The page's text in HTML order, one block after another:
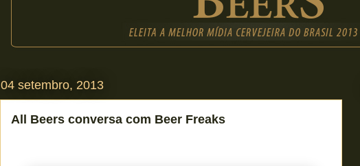
04 setembro, 2013
All Beers conversa com Beer Freaks